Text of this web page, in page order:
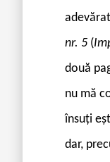
nr. 5 (
două
nu mă
însuți
dar,